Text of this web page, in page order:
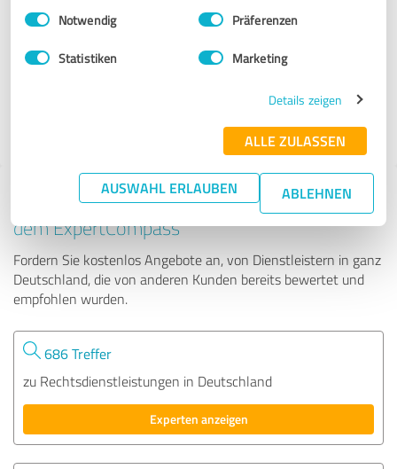
Impressum Datenschutzbestimmungen
Einwilligungsauswahl
Notwendig Präferenzen
Statistiken Marketing
Details zeigen
ALLE ZULASSEN
AUSWAHL ERLAUBEN ABLEHNEN
Rechtsanwalt Imanuel Schulz
Tipp: Die passenden Experten finden - mit
dem ExpertCompass
Fordern Sie kostenlos Angebote an, von Dienstleistern in ganz
Deutschland, die von anderen Kunden bereits bewertet und
empfohlen wurden.
686 Treffer
zu Rechtsdienstleistungen in Deutschland
Experten anzeigen